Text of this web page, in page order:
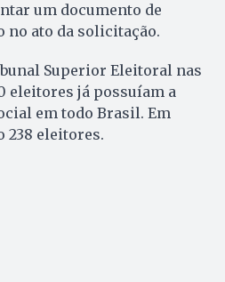
um documento de
no ato da solicitação.
Superior Eleitoral nas
eleitores já possuíam a
em todo Brasil. Em
238 eleitores.